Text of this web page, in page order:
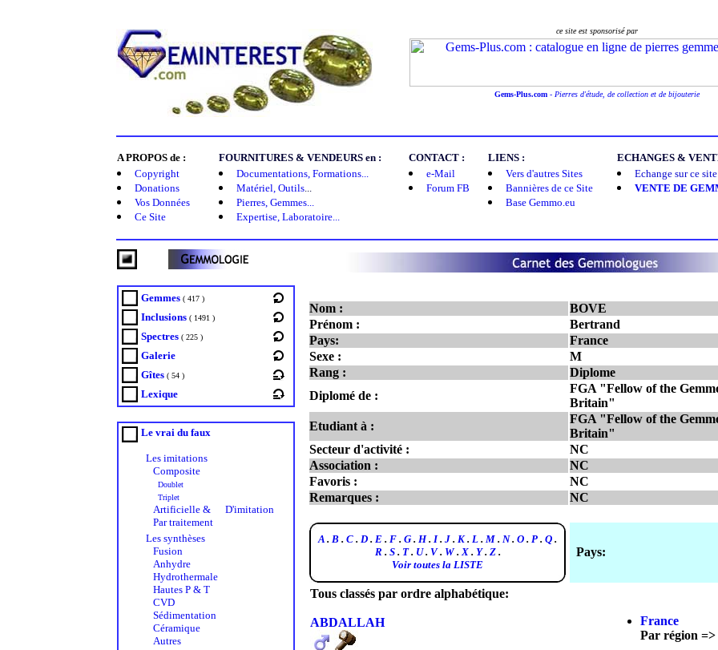
ce site est sponsorisé par
Gems-Plus.com - Pierres d'étude, de collection et de bijouterie
A PROPOS de : FOURNITURES & VENDEURS en : CONTACT : LIENS :
ECHANGES &
Copyright
Donations
Vos Données
Ce Site
Documentations, Formations...
Matériel, Outils...
Pierres, Gemmes...
Expertise, Laboratoire...
e-Mail
Forum FB
Vers d'autres Sites
Bannières de ce Site
Base Gemmo.eu
Echange sur ce
VENTE DE
Gemmes ( 417 )
Inclusions ( 1491 )
Spectres ( 225 )
Galerie
Gîtes ( 54 )
Lexique
Le vrai du faux
Les imitations
Composite
Doublet
Triplet
Artificielle &
D'imitation
Par traitement
Les synthèses
Fusion
Anhydre
Hydrothermale
Hautes P & T
CVD
Sédimentation
Céramique
Autres
Nom :
BOVE
Prénom :
Bertrand
Pays:
France
Sexe :
M
Rang :
Diplome
Diplomé de :
FGA "Fellow of the
Britain"
Etudiant à :
FGA "Fellow of the
Britain"
Secteur d'activité :
NC
Association :
NC
Favoris :
NC
Remarques :
NC
A . B . C . D . E . F . G. H. I. J . K. L . M . N. O . P . Q .
R . S. T. U. V. W.X. Y. Z.
Voir toutes la LISTE
Pays:
Tous classés par ordre alphabétique:
ABDALLAH
France
Par région =>